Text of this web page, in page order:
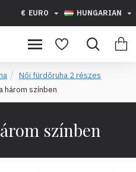
€ EURO HUNGARIAN
Női fürdőruha 2 részes
három színben
színben